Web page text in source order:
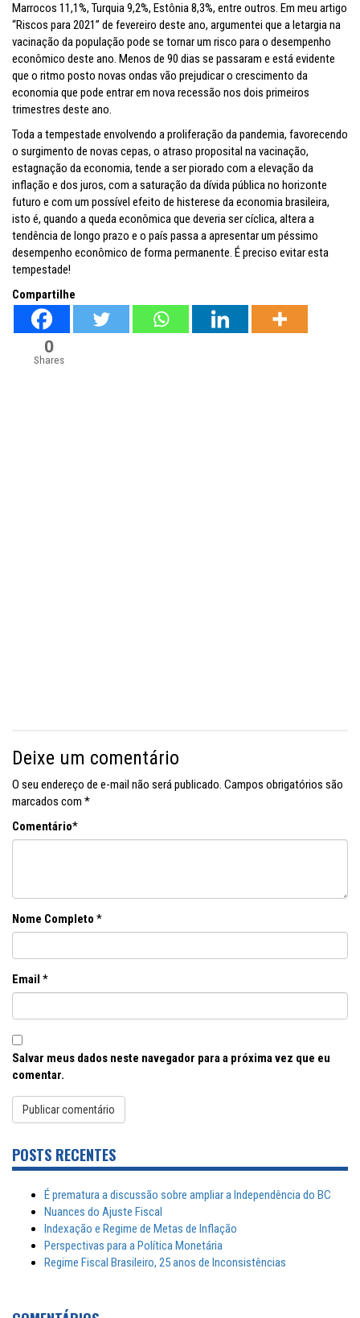
Marrocos 11,1%, Turquia 9,2%, Estônia 8,3%, entre outros. Em meu artigo
“Riscos para 2021” de fevereiro deste ano, argumentei que a letargia na
vacinação da população pode se tornar um risco para o desempenho
econômico deste ano. Menos de 90 dias se passaram e está evidente
que o ritmo posto novas ondas vão prejudicar o crescimento da
economia que pode entrar em nova recessão nos dois primeiros
trimestres deste ano.
Toda a tempestade envolvendo a proliferação da pandemia, favorecendo
o surgimento de novas cepas, o atraso proposital na vacinação,
estagnação da economia, tende a ser piorado com a elevação da
inflação e dos juros, com a saturação da dívida pública no horizonte
futuro e com um possível efeito de histerese da economia brasileira,
isto é, quando a queda econômica que deveria ser cíclica, altera a
tendência de longo prazo e o país passa a apresentar um péssimo
desempenho econômico de forma permanente. É preciso evitar esta
tempestade!
Compartilhe
0
Shares
Deixe um comentário
O seu endereço de e-mail não será publicado. Campos obrigatórios são
marcados com *
Comentário*
Nome Completo *
Email *
Salvar meus dados neste navegador para a próxima vez que eu
comentar.
POSTS RECENTES
É prematura a discussão sobre ampliar a Independência do BC
Nuances do Ajuste Fiscal
Indexação e Regime de Metas de Inflação
Perspectivas para a Política Monetária
Regime Fiscal Brasileiro, 25 anos de Inconsistências